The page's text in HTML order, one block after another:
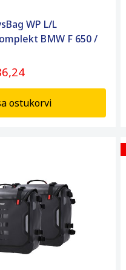
WP L/L
BMW F 650 /
ostukorvi